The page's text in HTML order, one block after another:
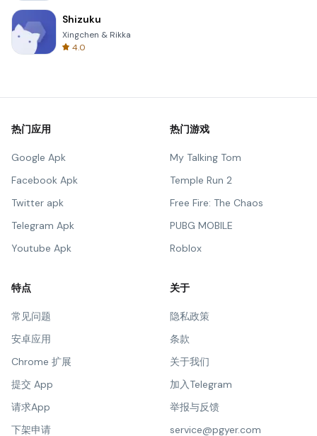
Shizuku
Xingchen & Rikka
4.0
热门应用
Google Apk
Facebook Apk
Twitter apk
Telegram Apk
Youtube Apk
热门游戏
My Talking Tom
Temple Run 2
Free Fire: The Chaos
PUBG MOBILE
Roblox
特点
常见问题
安卓应用
Chrome 扩展
提交 App
请求App
下架申请
关于
隐私政策
条款
关于我们
加入Telegram
举报与反馈
service@pgyer.com